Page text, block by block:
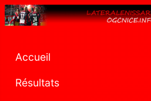
Accueil
Résultats